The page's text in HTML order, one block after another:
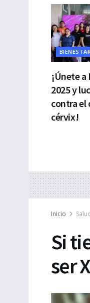
BIENESTAR
¡Únete
2025 y
contra el
cérvix!
Inicio
Si
ser